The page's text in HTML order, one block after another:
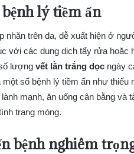
lý tiềm ẩn
nhăn trên da, dễ xuất hiện ở
với các dung dịch tẩy rửa hoặc
lượng vết lằn trắng dọc ngày
số bệnh lý tiềm ẩn như thiếu
mạnh, ăn uống cân bằng và
trạng móng.
bệnh nghiêm